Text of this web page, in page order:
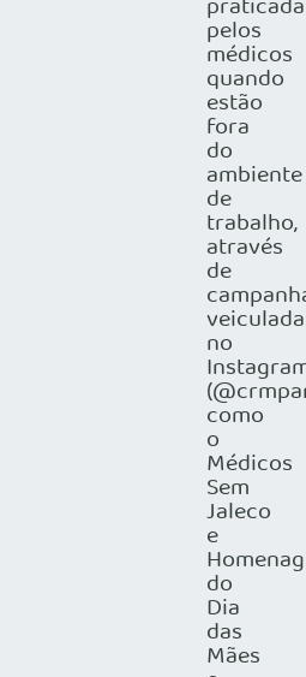
pelos
médicos
quando
estão
fora
do
ambiente
de
trabalho,
através
de
no
como
o
Médicos
Sem
Jaleco
e
do
Dia
das
Mães